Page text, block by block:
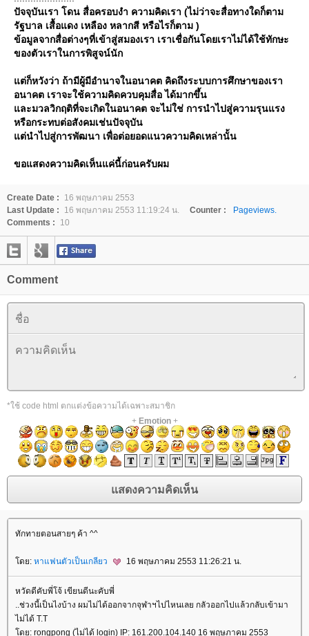
ปัจจุบันเรา โดน สื่อครอบงำ ความคิดเรา (ไม่ว่าจะสื่อทางใดก็ตาม
รัฐบาล เสื้อแดง เหลือง หลากสี หรือไรก็ตาม )
ข้อมูลจากสื่อต่างๆที่เข้าสู่สมองเรา เราเชื่อกันโดยเราไม่ได้ใช้ทักษะ
ของตัวเราในการพิสูจน์นัก
ต่ก็หวังว่า ถ้ามีผู้มีอำนาจในอนาคต คิดถึงระบบการศึกษาของเรา
อนาคต เราจะใช้ความคิดควบคุมสื่อ ได้มากขึ้น
ละมวลวิกฤติที่จะเกิดในอนาคต จะไม่ใช่ การนำไปสู่ความรุนแรง
หรือกระทบต่อสังคมเช่นปัจจุบัน
ต่นำไปสู่การพัฒนา เพื่อต่อยอดแนวความคิดเหล่านั้น
ขอแสดงความคิดเห็นแค่นี้ก่อนครับผม
Create Date :
16 พฤษภาคม 2553
Last Update :
16 พฤษภาคม 2553 11:19:24 น. Counter :
Pageviews.
Comments :
10
Comment
*ใช้ code html ตกแต่งข้อความได้เฉพาะสมาชิก
+ Emotion+
ทักทายตอนสายๆ ค้า ^^
ดย: หาแฟนตัวเป็นเกลียว 16 พฤษภาคม 2553 11:26:21 น.
หวัดดีคับพี่โจ้ เขียนดีนะคับพี่
..ช่วงนี้เป็นไงบ้าง ผมไม่ได้ออกจากจุฬาฯไปไหนเลย กลัวออกไปแล้วกลับเข้ามา
ไม่ได้ T.T
ดย: rongpong (ไม่ได้ login) IP: 161.200.104.140 16 พฤษภาคม 2553